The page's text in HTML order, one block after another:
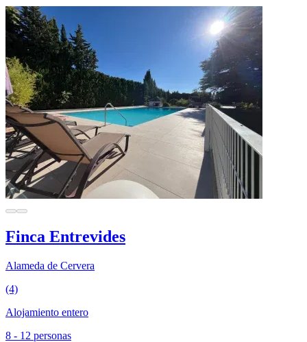
Finca Entrevides
Alameda de Cervera
(4)
Alojamiento entero
8 - 12 personas